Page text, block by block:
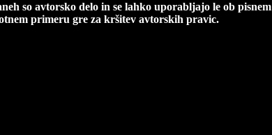
so avtorsko delo in se lahko uporabljajo le ob pisnem
primeru gre za kršitev avtorskih pravic.